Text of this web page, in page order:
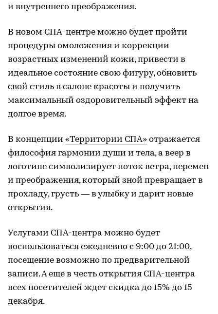
и внутреннего преображения.
В новом СПА-центре можно будет пройти
процедуры омоложения и коррекции
возрастных изменений кожи, привести в
идеальное состояние свою фигуру, обновить
свой стиль в салоне красоты и получить
максимальный оздоровительный эффект на
долгое время.
В концепции «Территории СПА» отражается
философия гармонии души и тела, а веер в
логотипе символизирует поток ветра, перемен
и преображения, который зной превращает в
прохладу, грусть — в улыбку и дарит новые
открытия.
Услугами СПА-центра можно будет
воспользоваться ежедневно с 9:00 до 21:00,
посещение возможно по предварительной
записи. А еще в честь открытия СПА-центра
всех посетителей ждет скидка до 15% до 15
декабря.